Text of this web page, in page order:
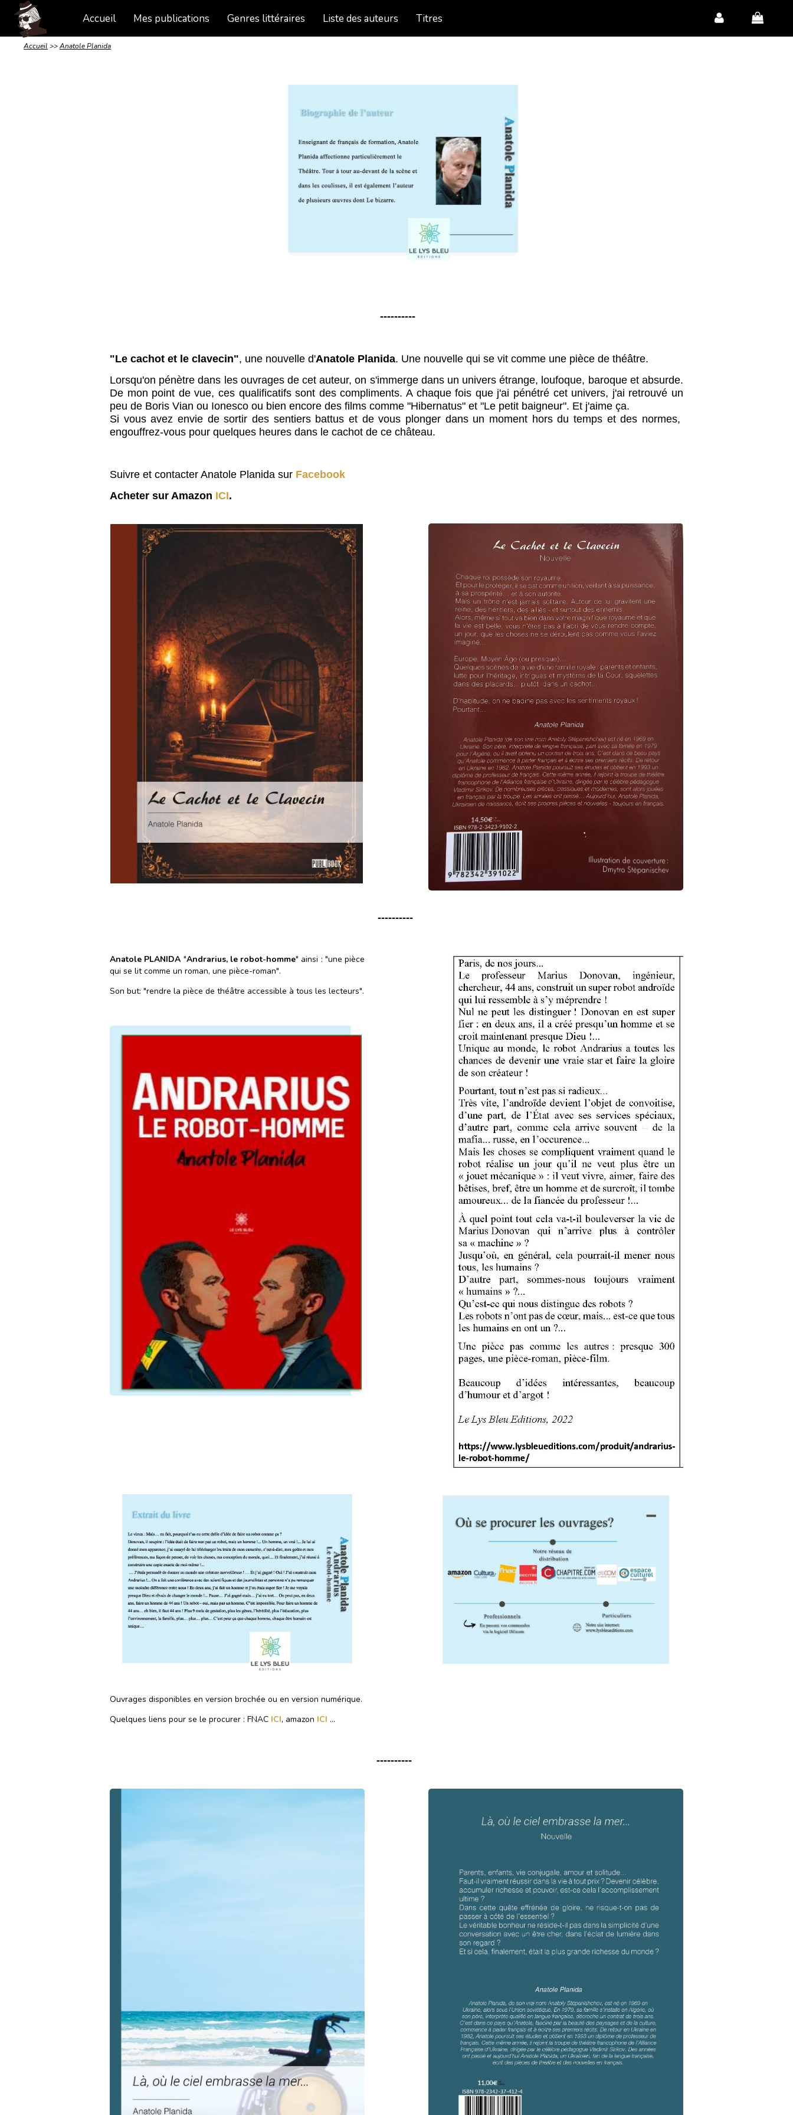
Accueil Mes publications Genres littéraires Liste des auteurs Titres
Accueil >>Anatole Planida
----------
"Le cachot et le clavecin", une nouvelle d'Anatole Planida. Une nouvelle qui se vit comme une pièce de théâtre.
Lorsqu'on pénètre dans les ouvrages de cet auteur, on s'immerge dans un univers étrange, loufoque, baroque et absurde.
De mon point de vue, ces qualificatifs sont des compliments. A chaque fois que j'ai pénétré cet univers, j'ai retrouvé un
peu de Boris Vian ou Ionesco ou bien encore des films comme "Hibernatus" et "Le petit baigneur". Et j'aime ça.
Si vous avez envie de sortir des sentiers battus et de vous plonger dans un moment hors du temps et des normes,
engouffrez-vous pour quelques heures dans le cachot de ce château.
Suivre et contacter Anatole Planida sur Facebook
Acheter sur Amazon ICI.
----------
Anatole PLANIDA "Andrarius, le robot-homme" ainsi : "une pièce
qui se lit comme un roman, une pièce-roman".
Son but: "rendre la pièce de théâtre accessible à tous les lecteurs".
Ouvrages disponibles en version brochée ou en version numérique.
Quelques liens pour se le procurer : FNAC ICI, amazon ICI ...
----------